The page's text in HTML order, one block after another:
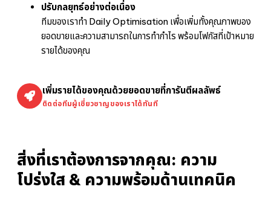
ปรับกลยุทธ์อย่างต่อเนื่อง
ทีมของเราทำ Daily Optimisation เพื่อเพิ่มทั้งคุณภาพของ
ยอดขายและความสามารถในการทำกำไร พร้อมโฟกัสที่เป้าหมาย
รายได้ของคุณ
เพิ่มรายได้ของคุณด้วยยอดขายที่การันตีผลลัพธ์
ติดต่อทีมผู้เชี่ยวชาญของเราได้ทันที
สิ่งที่เราต้องการจากคุณ: ความ
โปร่งใส & ความพร้อมด้านเทคนิค